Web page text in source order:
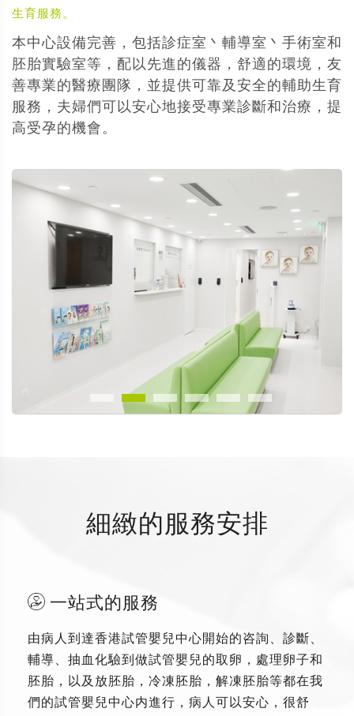
生育服務。
本中心設備完善，包括診症室丶輔導室丶手術室和
胚胎實驗室等，配以先進的儀器，舒適的環境，友
善專業的醫療團隊，並提供可靠及安全的輔助生育
服務，夫婦們可以安心地接受專業診斷和治療，提
高受孕的機會。
細緻的服務安排
一站式的服務
由病人到達香港試管嬰兒中心開始的咨詢、診斷、
輔導、抽血化驗到做試管嬰兒的取卵，處理卵子和
胚胎，以及放胚胎，冷凍胚胎，解凍胚胎等都在我
們的試管嬰兒中心内進行，病人可以安心，很舒